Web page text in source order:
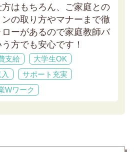
はもちろん、ご家庭との
の取り方やマナーまで徹
ーがあるので家庭教師バ
方でも安心です！
支給
大学生OK
サポート充実
Wワーク